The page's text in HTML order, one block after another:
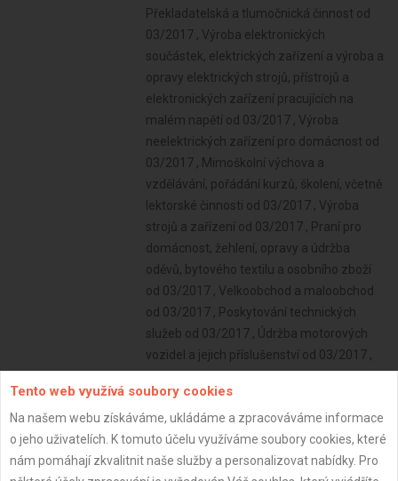
Překladatelská a tlumočnická činnost od
03/2017 , Výroba elektronických
součástek, elektrických zařízení a výroba a
opravy elektrických strojů, přístrojů a
elektronických zařízení pracujících na
malém napětí od 03/2017 , Výroba
neelektrických zařízení pro domácnost od
03/2017 , Mimoškolní výchova a
vzdělávání, pořádání kurzů, školení, včetně
lektorské činnosti od 03/2017 , Výroba
strojů a zařízení od 03/2017 , Praní pro
domácnost, žehlení, opravy a údržba
oděvů, bytového textilu a osobního zboží
od 03/2017 , Velkoobchod a maloobchod
od 03/2017 , Poskytování technických
služeb od 03/2017 , Údržba motorových
vozidel a jejich příslušenství od 03/2017 ,
potřeb, her, hraček a dětských kočárků od
03/2017 , Skladování, balení zboží,
manipulace s nákladem a technické
činnosti v dopravě od 03/2017 , Výroba
Tento web využívá soubory cookies
Na našem webu získáváme, ukládáme a zpracováváme informace
o jeho uživatelích. K tomuto účelu využíváme soubory cookies, které
nám pomáhají zkvalitnit naše služby a personalizovat nabídky. Pro